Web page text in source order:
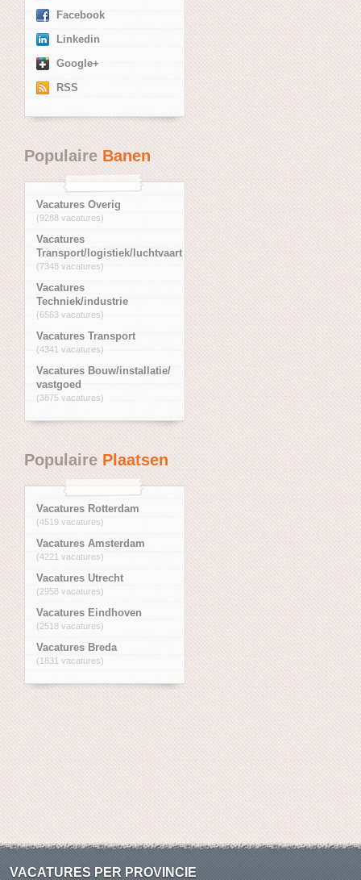
Facebook
Linkedin
Google+
RSS
PopulaireBanen
Vacatures Overig
(9288 vacatures)
Vacatures
Transport/logistiek/luchtvaart
(7348 vacatures)
Vacatures
Techniek/industrie
(6563 vacatures)
Vacatures Transport
(4341 vacatures)
Vacatures Bouw/installatie/
vastgoed
(3875 vacatures)
PopulairePlaatsen
Vacatures Rotterdam
(4519 vacatures)
Vacatures Amsterdam
(4221 vacatures)
Vacatures Utrecht
(2958 vacatures)
Vacatures Eindhoven
(2518 vacatures)
Vacatures Breda
(1831 vacatures)
VACATURES PER PROVINCIE